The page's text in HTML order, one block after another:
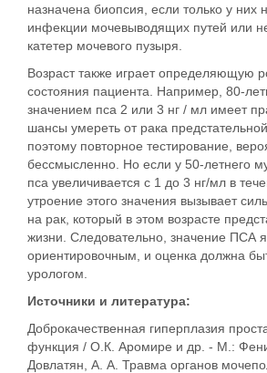
назначена биопсия, если только у них
инфекции мочевыводящих путей или
катетер мочевого пузыря.
Возраст также играет определяющую
состояния пациента. Например, 80-
значением пса 2 или 3 нг / мл имеет
шансы умереть от рака
поэтому повторное тестирование,
бессмысленно. Но если у 50-летнего
пса увеличивается с 1 до 3 нг/мл в
утроение этого значения вызывает
на рак, который в этом возрасте
жизни. Следовательно, значение ПСА
ориентировочным, и оценка должна
урологом.
Источники и литература:
Доброкачественная гиперплазия
функция / О.К. Аромире и др. - М.:
Довлатян, А. А. Травма органов